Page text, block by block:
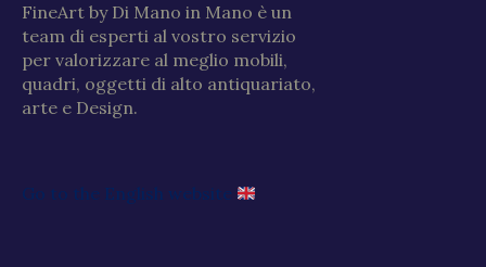
FineArt by Di Mano in Mano è un
team di esperti al vostro servizio
per valorizzare al meglio mobili,
quadri, oggetti di alto antiquariato,
arte e Design.
Go to the English website